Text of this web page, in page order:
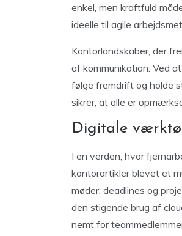
enkel, men kraftfuld
ideelle til agile
Kontorlandskaber, der
af kommunikation. Ved
følge fremdrift og holde
sikrer, at alle er
Digitale
I en verden, hvor
kontorartikler blevet et
møder, deadlines og
den stigende brug af
nemt for